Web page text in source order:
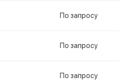
По запросу
По запросу
По запросу